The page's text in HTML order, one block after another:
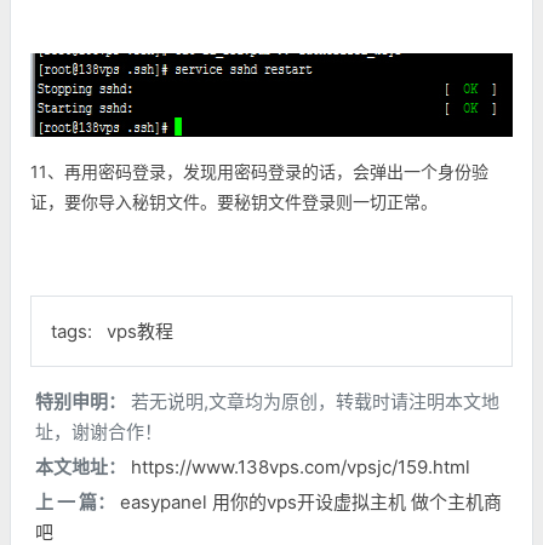
11、再用密码登录，发现用密码登录的话，会弹出一个身份验
证，要你导入秘钥文件。要秘钥文件登录则一切正常。
tags: vps教程
特别申明：
若无说明,文章均为原创，转载时请注明本文地
址，谢谢合作！
本文地址：
https://www.138vps.com/vpsjc/159.html
上 一 篇：
easypanel 用你的vps开设虚拟主机 做个主机商
吧